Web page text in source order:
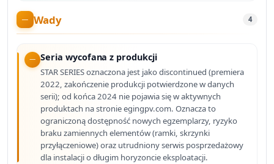
Wady 4
Seria wycofana z produkcji
STAR SERIES oznaczona jest jako discontinued (premiera
2022, zakończenie produkcji potwierdzone w danych
serii); od końca 2024 nie pojawia się w aktywnych
produktach na stronie egingpv.com. Oznacza to
ograniczoną dostępność nowych egzemplarzy, ryzyko
braku zamiennych elementów (ramki, skrzynki
przyłączeniowe) oraz utrudniony serwis posprzedażowy
dla instalacji o długim horyzoncie eksploatacji.